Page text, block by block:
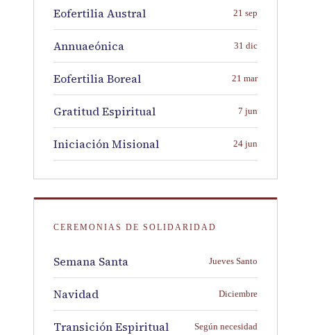
Eofertilia Austral 21 sep
Annuaeónica 31 dic
Eofertilia Boreal 21 mar
Gratitud Espiritual 7 jun
Iniciación Misional 24 jun
CEREMONIAS DE SOLIDARIDAD
Semana Santa Jueves Santo
Navidad Diciembre
Transición Espiritual Según necesidad